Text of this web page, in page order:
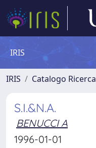
IRIS
IRIS Catalogo Ricerca
S.I.&N.A.
BENUCCI A
1996-01-01